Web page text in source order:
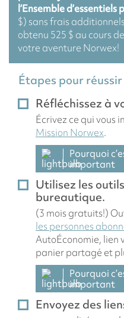
l’Ensemble d’essentiels
$) sans frais
obtenu 525 $ au cours
votre aventure Norwex!
Étapes pour réussir
Réfléchissez à
Écrivez ce qui vous
Mission Norwex.
Pourquoi
important
Utilisez les
bureautique.
(3 mois gratuits!)
les personnes
AutoÉconomie, lien
panier partagé et
Pourquoi
important
Envoyez des